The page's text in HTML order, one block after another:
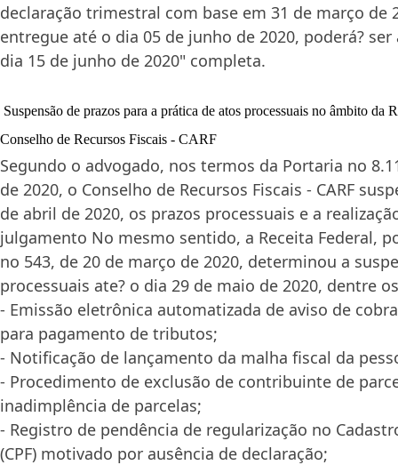
declaração trimestral com base em 31 de março de
entregue até o dia 05 de junho de 2020, poderá?
dia 15 de junho de 2020" completa.
Suspensão de prazos para a prática de atos processuais no âmbito da
Conselho de Recursos Fiscais - CARF
Segundo o advogado, nos termos da Portaria no
de 2020, o Conselho de Recursos Fiscais - CARF
de abril de 2020, os prazos processuais e a
julgamento No mesmo sentido, a Receita Federal,
no 543, de 20 de março de 2020, determinou a
processuais ate? o dia 29 de maio de 2020, dentre
- Emissão eletrônica automatizada de aviso de
para pagamento de tributos;
- Notificação de lançamento da malha fiscal da
- Procedimento de exclusão de contribuinte de
inadimplência de parcelas;
- Registro de pendência de regularização no
(CPF) motivado por ausência de declaração;